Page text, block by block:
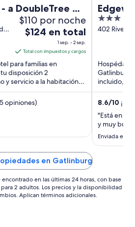
a DoubleTree by
$110 por noche
El
es
de
$124
en
total
por
al
2
$124 en total
1 sep. - 2 sep.
Total con impuestos y cargos
para familias en
disposición 2
y servicio a la habitación.
...
opiniones)
3
out
402 River
Hospédate
Gatlinburg.
incluido,
huéspedes
8.6/10
"Está en un
y muy
Enviada el 4
en Gatlinburg
en las últimas 24 horas, con base
2 adultos. Los precios y la disponibilidad
Aplican términos adicionales.